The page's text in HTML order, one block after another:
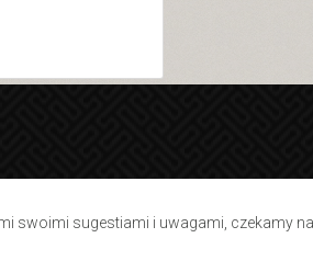
swoimi sugestiami i uwagami, czekamy